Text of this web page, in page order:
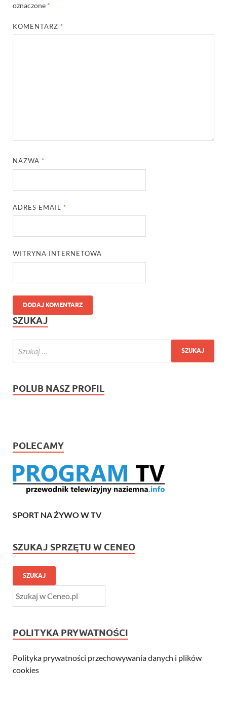
oznaczone *
KOMENTARZ *
NAZWA *
ADRES EMAIL *
WITRYNA INTERNETOWA
SZUKAJ
POLUB NASZ PROFIL
POLECAMY
SPORT NA ŻYWO W TV
SZUKAJ SPRZĘTU W CENEO
SZUKAJ
POLITYKA PRYWATNOŚCI
Polityka prywatności przechowywania danych i plików
cookies